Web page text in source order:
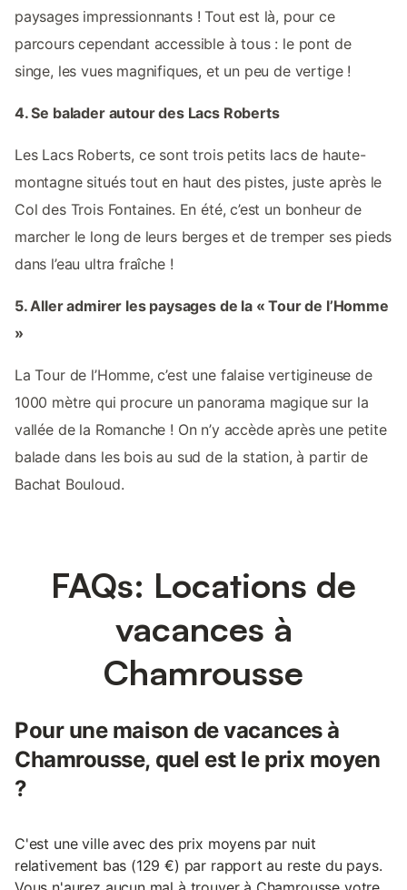
paysages impressionnants ! Tout est là, pour ce
parcours cependant accessible à tous : le pont de
singe, les vues magnifiques, et un peu de vertige !
4. Se balader autour des Lacs Roberts
Les Lacs Roberts, ce sont trois petits lacs de haute-
montagne situés tout en haut des pistes, juste après le
Col des Trois Fontaines. En été, c’est un bonheur de
marcher le long de leurs berges et de tremper ses pieds
dans l’eau ultra fraîche !
5. Aller admirer les paysages de la « Tour de l’Homme
»
La Tour de l’Homme, c’est une falaise vertigineuse de
1000 mètre qui procure un panorama magique sur la
vallée de la Romanche ! On n’y accède après une petite
balade dans les bois au sud de la station, à partir de
Bachat Bouloud.
FAQs: Locations de
vacances à
Chamrousse
Pour une maison de vacances à
Chamrousse, quel est le prix moyen
?
C'est une ville avec des prix moyens par nuit
relativement bas (129 €) par rapport au reste du pays.